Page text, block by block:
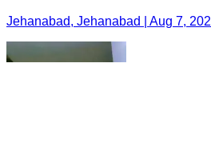
Jehanabad, Jehanabad | Aug 7,